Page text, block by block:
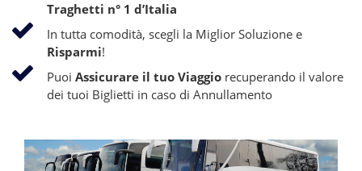
Traghetti n° 1 d’Italia
In tutta comodità, scegli la Miglior Soluzione e
Risparmi!
Puoi Assicurare il tuo Viaggio recuperando il valore
dei tuoi Biglietti in caso di Annullamento